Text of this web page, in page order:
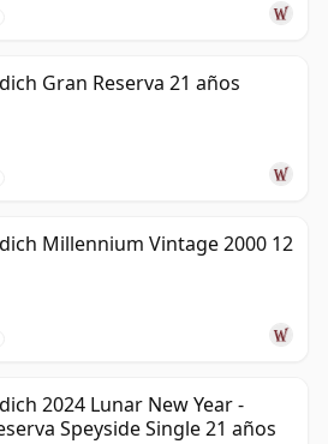
Gran Reserva 21 años
Millennium Vintage 2000 12
2024 Lunar New Year -
Speyside Single 21 años